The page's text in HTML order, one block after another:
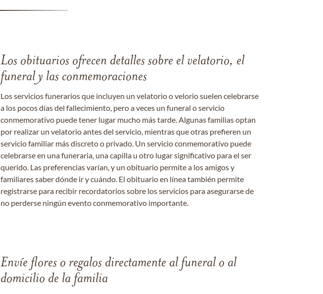
Los obituarios ofrecen detalles sobre el velatorio, el
funeral y las conmemoraciones
Los servicios funerarios que incluyen un velatorio o velorio suelen celebrarse
a los pocos días del fallecimiento, pero a veces un funeral o servicio
conmemorativo puede tener lugar mucho más tarde. Algunas familias optan
por realizar un velatorio antes del servicio, mientras que otras prefieren un
servicio familiar más discreto o privado. Un servicio conmemorativo puede
celebrarse en una funeraria, una capilla u otro lugar significativo para el ser
querido. Las preferencias varían, y un obituario permite a los amigos y
familiares saber dónde ir y cuándo. El obituario en línea también permite
registrarse para recibir recordatorios sobre los servicios para asegurarse de
no perderse ningún evento conmemorativo importante.
Envíe flores o regalos directamente al funeral o al
domicilio de la familia